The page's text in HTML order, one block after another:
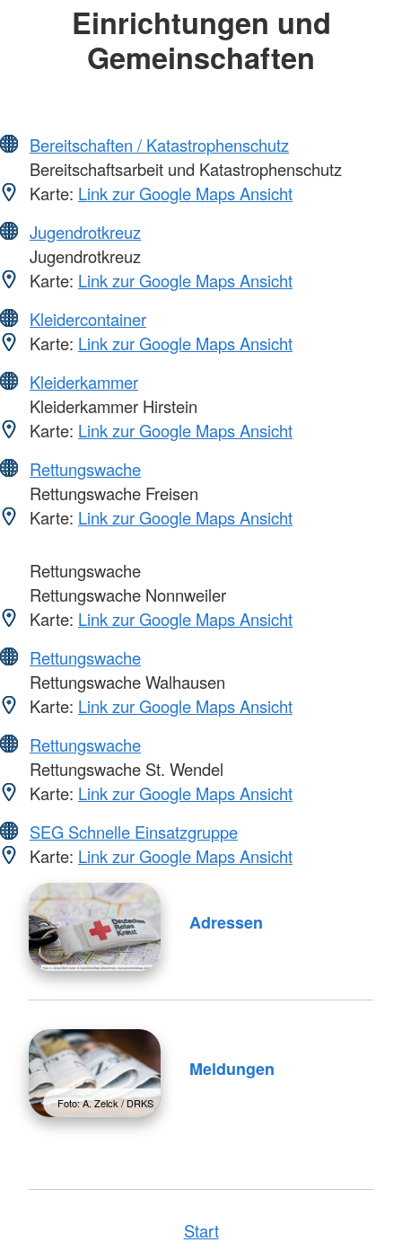
Einrichtungen und
Gemeinschaften
Bereitschaften / Katastrophenschutz
Bereitschaftsarbeit und Katastrophenschutz
Karte: Link zur Google Maps Ansicht
Jugendrotkreuz
Jugendrotkreuz
Karte: Link zur Google Maps Ansicht
Kleidercontainer
Karte: Link zur Google Maps Ansicht
Kleiderkammer
Kleiderkammer Hirstein
Karte: Link zur Google Maps Ansicht
Rettungswache
Rettungswache Freisen
Karte: Link zur Google Maps Ansicht
Rettungswache
Rettungswache Nonnweiler
Karte: Link zur Google Maps Ansicht
Rettungswache
Rettungswache Walhausen
Karte: Link zur Google Maps Ansicht
Rettungswache
Rettungswache St. Wendel
Karte: Link zur Google Maps Ansicht
SEG Schnelle Einsatzgruppe
Karte: Link zur Google Maps Ansicht
Adressen
Foto: A. Zelck / DRKS
Meldungen
Start